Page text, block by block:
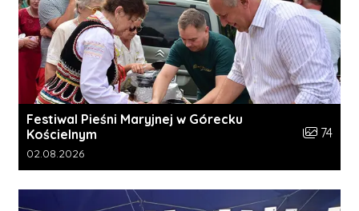
Festiwal Pieśni Maryjnej w Górecku
Kościelnym
Liczba
74
Data dodania galerii:
02.08.2026